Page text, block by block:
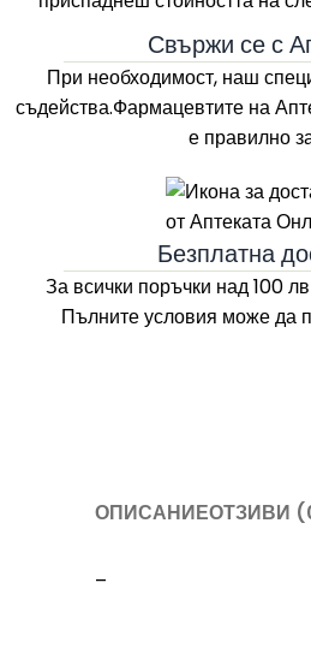
Свържи се с
При необходимост, наш
съдейства.Фармацевтите на
е правилно
Безплатна
За всички поръчки над 100 лв
Пълните условия може да
ОПИСАНИЕОТЗИВИ
–